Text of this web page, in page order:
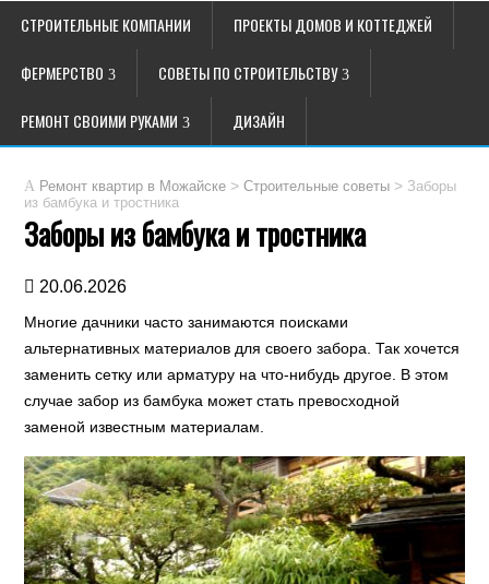
СТРОИТЕЛЬНЫЕ КОМПАНИИ ПРОЕКТЫ ДОМОВ И КОТТЕДЖЕЙ
ФЕРМЕРСТВО СОВЕТЫ ПО СТРОИТЕЛЬСТВУ
РЕМОНТ СВОИМИ РУКАМИ ДИЗАЙН
Ремонт квартир в Можайске >Строительные советы > Заборы
из бамбука и тростника
Заборы из бамбука и тростника
20.06.2026
Многие дачники часто занимаются поисками
альтернативных материалов для своего забора. Так хочется
заменить сетку или арматуру на что-нибудь другое. В этом
случае забор из бамбука может стать превосходной
заменой известным материалам.